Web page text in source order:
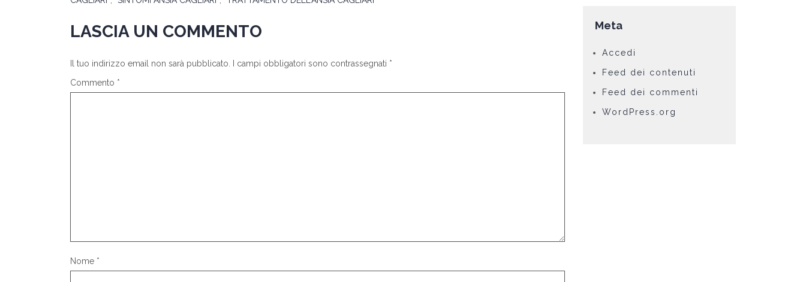
LASCIA UN COMMENTO
Il tuo indirizzo email non sarà pubblicato. I campi obbligatori sono contrassegnati *
Commento *
Nome *
Meta
Accedi
Feed dei contenuti
Feed dei commenti
WordPress.org